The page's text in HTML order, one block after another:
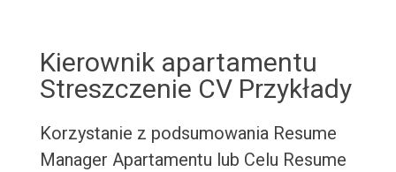
Kierownik apartamentu
Streszczenie CV Przykłady
Korzystanie z podsumowania Resume
Manager Apartamentu lub Celu Resume